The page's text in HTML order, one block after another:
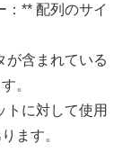
：** 配列のサイ
が含まれている
。
トに対して使用
ます。